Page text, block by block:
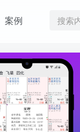
案例